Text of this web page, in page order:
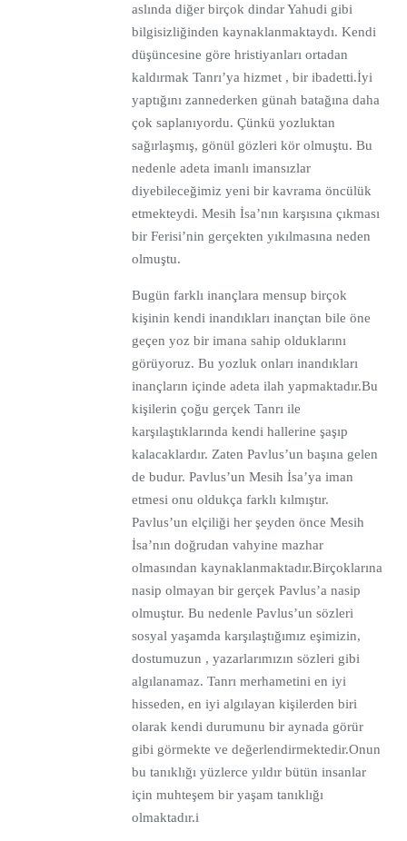
aslında diğer birçok dindar Yahudi gibi
bilgisizliğinden kaynaklanmaktaydı. Kendi
düşüncesine göre hristiyanları ortadan
kaldırmak Tanrı’ya hizmet , bir ibadetti.İyi
yaptığını zannederken günah batağına daha
çok saplanıyordu. Çünkü yozluktan
sağırlaşmış, gönül gözleri kör olmuştu. Bu
nedenle adeta imanlı imansızlar
diyebileceğimiz yeni bir kavrama öncülük
etmekteydi. Mesih İsa’nın karşısına çıkması
bir Ferisi’nin gerçekten yıkılmasına neden
olmuştu.
Bugün farklı inançlara mensup birçok
kişinin kendi inandıkları inançtan bile öne
geçen yoz bir imana sahip olduklarını
görüyoruz. Bu yozluk onları inandıkları
inançların içinde adeta ilah yapmaktadır.Bu
kişilerin çoğu gerçek Tanrı ile
karşılaştıklarında kendi hallerine şaşıp
kalacaklardır. Zaten Pavlus’un başına gelen
de budur. Pavlus’un Mesih İsa’ya iman
etmesi onu oldukça farklı kılmıştır.
Pavlus’un elçiliği her şeyden önce Mesih
İsa’nın doğrudan vahyine mazhar
olmasından kaynaklanmaktadır.Birçoklarına
nasip olmayan bir gerçek Pavlus’a nasip
olmuştur. Bu nedenle Pavlus’un sözleri
sosyal yaşamda karşılaştığımız eşimizin,
dostumuzun , yazarlarımızın sözleri gibi
algılanamaz. Tanrı merhametini en iyi
hisseden, en iyi algılayan kişilerden biri
olarak kendi durumunu bir aynada görür
gibi görmekte ve değerlendirmektedir.Onun
bu tanıklığı yüzlerce yıldır bütün insanlar
için muhteşem bir yaşam tanıklığı
olmaktadır.i